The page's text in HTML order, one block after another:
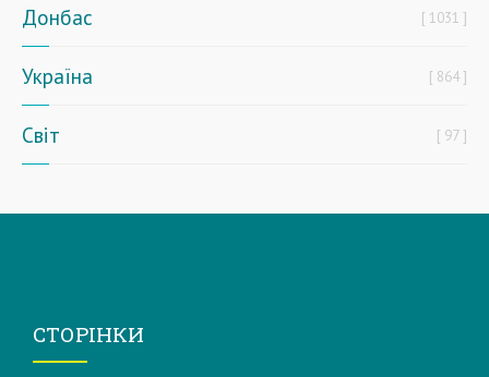
Донбас 1031
Україна 864
Світ 97
СТОРІНКИ